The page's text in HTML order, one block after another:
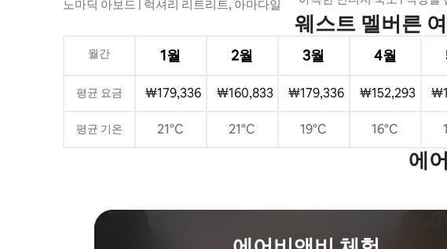
노마딕 아보드 | 럭셔리 리트리트, 아마다일
발코니 전망 | CBD 인근
웨스트 멜버른
월간 1월 2월 3월 4월
평균 요금 ₩179,336 ₩160,833 ₩179,336 ₩152,293
평균 기온 21°C 21°C 19°C 16°C
에